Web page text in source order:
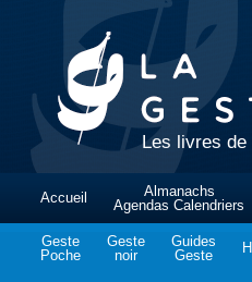
Les livres de
Accueil
Almanachs
Agendas Calendriers
Geste
Poche
Geste
noir
Guides
Geste